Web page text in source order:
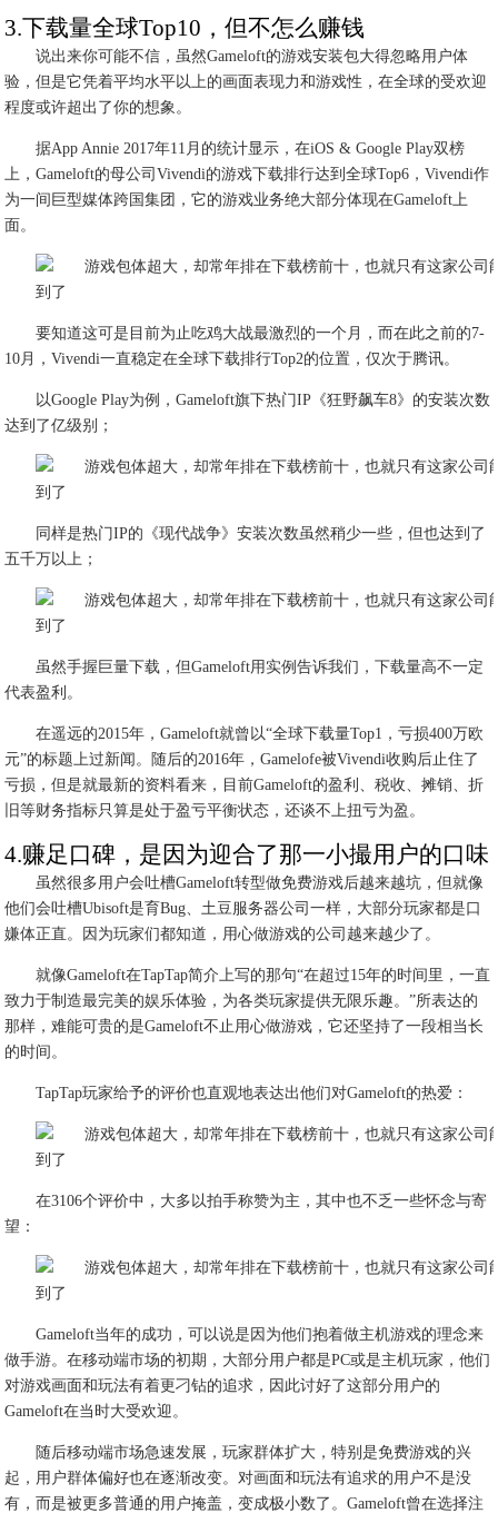
3.下载量全球Top10，但不怎么赚钱
说出来你可能不信，虽然Gameloft的游戏安装包大得忽略用户体
验，但是它凭着平均水平以上的画面表现力和游戏性，在全球的受欢迎
程度或许超出了你的想象。
据App Annie 2017年11月的统计显示，在iOS & Google Play双榜
上，Gameloft的母公司Vivendi的游戏下载排行达到全球Top6，Vivendi作
为一间巨型媒体跨国集团，它的游戏业务绝大部分体现在Gameloft上
面。
要知道这可是目前为止吃鸡大战最激烈的一个月，而在此之前的7-
10月，Vivendi一直稳定在全球下载排行Top2的位置，仅次于腾讯。
以Google Play为例，Gameloft旗下热门IP《狂野飙车8》的安装次数
达到了亿级别；
同样是热门IP的《现代战争》安装次数虽然稍少一些，但也达到了
五千万以上；
虽然手握巨量下载，但Gameloft用实例告诉我们，下载量高不一定
代表盈利。
在遥远的2015年，Gameloft就曾以“全球下载量Top1，亏损400万欧
元”的标题上过新闻。随后的2016年，Gamelofe被Vivendi收购后止住了
亏损，但是就最新的资料看来，目前Gameloft的盈利、税收、摊销、折
旧等财务指标只算是处于盈亏平衡状态，还谈不上扭亏为盈。
4.赚足口碑，是因为迎合了那一小撮用户的口味
虽然很多用户会吐槽Gameloft转型做免费游戏后越来越坑，但就像
他们会吐槽Ubisoft是育Bug、土豆服务器公司一样，大部分玩家都是口
嫌体正直。因为玩家们都知道，用心做游戏的公司越来越少了。
就像Gameloft在TapTap简介上写的那句“在超过15年的时间里，一直
致力于制造最完美的娱乐体验，为各类玩家提供无限乐趣。”所表达的
那样，难能可贵的是Gameloft不止用心做游戏，它还坚持了一段相当长
的时间。
TapTap玩家给予的评价也直观地表达出他们对Gameloft的热爱：
在3106个评价中，大多以拍手称赞为主，其中也不乏一些怀念与寄
望：
Gameloft当年的成功，可以说是因为他们抱着做主机游戏的理念来
做手游。在移动端市场的初期，大部分用户都是PC或是主机玩家，他们
对游戏画面和玩法有着更刁钻的追求，因此讨好了这部分用户的
Gameloft在当时大受欢迎。
随后移动端市场急速发展，玩家群体扩大，特别是免费游戏的兴
起，用户群体偏好也在逐渐改变。对画面和玩法有追求的用户不是没
有，而是被更多普通的用户掩盖，变成极小数了。Gameloft曾在选择注